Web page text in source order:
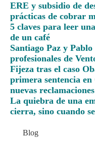
ERE y subsidio de
prácticas de cobrar
5 claves para leer
de un café
Santiago Paz y
profesionales de
Fijeza tras el caso
primera sentencia
nuevas reclamaciones
La quiebra de una
cierra, sino cuando
Blog